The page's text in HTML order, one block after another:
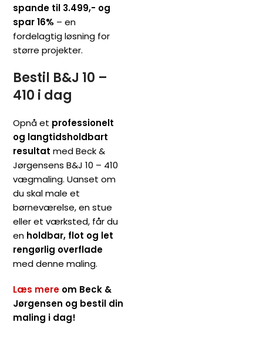
spande til 3.499,- og
spar 16% – en
fordelagtig løsning for
større projekter.
Bestil B&J 10 –
410 i dag
Opnå et professionelt
og langtidsholdbart
resultat med Beck &
Jørgensens B&J 10 – 410
vægmaling. Uanset om
du skal male et
børneværelse, en stue
eller et værksted, får du
en holdbar, flot og let
rengørlig overflade
med denne maling.
Læs mere om Beck &
Jørgensen og bestil din
maling i dag!